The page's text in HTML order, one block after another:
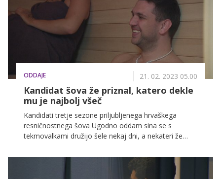
ODDAJE 21. 02. 2023 05.00
Kandidat šova že priznal, katero dekle
mu je najbolj všeč
Kandidati tretje sezone priljubljenega hrvaškega
resničnostnega šova Ugodno oddam sina se s
tekmovalkami družijo šele nekaj dni, a nekateri že
tokrat dve tekmovalki povabil kar v savno, tam pa
jima bo priznal, katero dekle mu je najbolj všeč. Za
malce zadrege pa bo poskrbelo dejstvo, da bo prav to